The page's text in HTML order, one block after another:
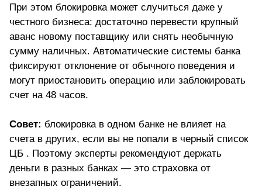
При этом блокировка может случиться даже у
честного бизнеса: достаточно перевести крупный
аванс новому поставщику или снять необычную
сумму наличных. Автоматические системы банка
фиксируют отклонение от обычного поведения и
могут приостановить операцию или заблокировать
счет на 48 часов.
Совет: блокировка в одном банке не влияет на
счета в других, если вы не попали в черный список
ЦБ . Поэтому эксперты рекомендуют держать
деньги в разных банках — это страховка от
внезапных ограничений.